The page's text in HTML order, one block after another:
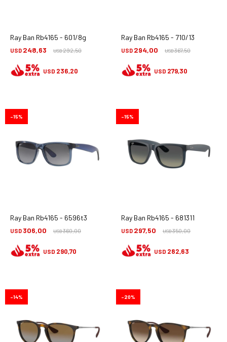
Ray Ban Rb4165 - 601/8g
USD 248,63 USD292,50
USD 236,20
Ray Ban Rb4165 - 710/13
USD 294,00 USD367,50
USD 279,30
Ray Ban Rb4165 - 6596t3
USD 306,00 USD360,00
15
USD 290,70
Ray Ban Rb4165 - 681311
USD 297,50 USD350,00
15
USD 282,63
14 20